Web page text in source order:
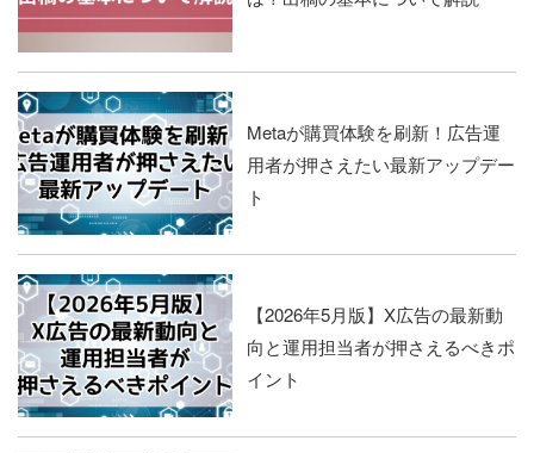
Metaが購買体験を刷新！広告運
用者が押さえたい最新アップデー
ト
【2026年5月版】X広告の最新動
向と運用担当者が押さえるべきポ
イント